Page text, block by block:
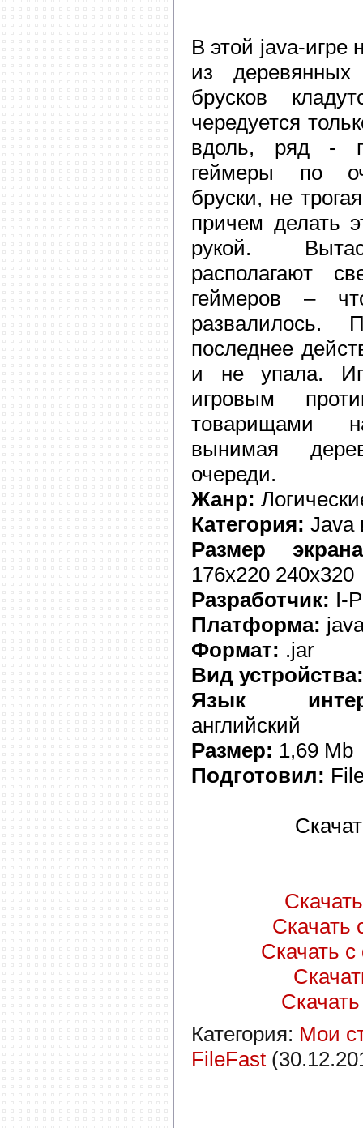
В этой java-игре
из
брусков
чередуется
вдоль, ряд -
геймеры по
бруски, не
причем делать
рукой.
располагают
геймеров –
развалилось.
последнее
и не упала.
игровым
товарищами
вынимая
очереди.
Жанр:
Категория: Java
Размер
176x220 240x320
Разработчик: I-
Платформа:
Формат: .jar
Вид устройства:
Язык
английский
Размер: 1,69 Mb
Подготовил:
Скачать
Скачать
Категория: Мои
FileFast